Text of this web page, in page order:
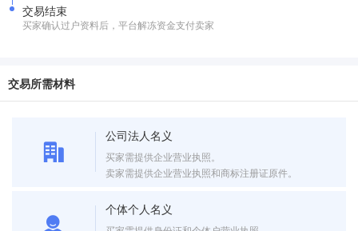
交易结束
买家确认过户资料后，平台解冻资金支付卖家
交易所需材料
公司法人名义
买家需提供企业营业执照。
卖家需提供企业营业执照和商标注册证原件。
个体个人名义